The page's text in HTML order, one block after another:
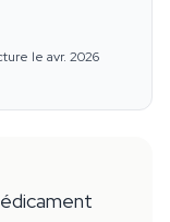
le avr. 2026